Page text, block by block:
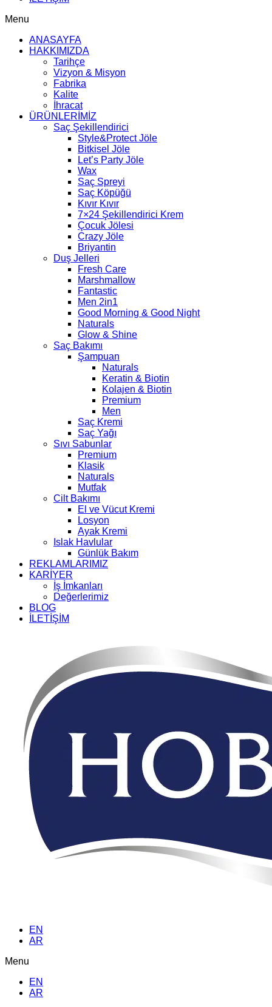
Menu
ANASAYFA
HAKKIMIZDA
Tarihçe
Vizyon & Misyon
Fabrika
Kalite
İhracat
ÜRÜNLERİMİZ
Saç Şekillendirici
Style&Protect Jöle
Bitkisel Jöle
Let’s Party Jöle
Wax
Saç Spreyi
Saç Köpüğü
Kıvır Kıvır
7×24 Şekillendirici Krem
Çocuk Jölesi
Crazy Jöle
Briyantin
Duş Jelleri
Fresh Care
Marshmallow
Fantastic
Men 2in1
Good Morning & Good Night
Naturals
Glow & Shine
Saç Bakımı
Şampuan
Naturals
Keratin & Biotin
Kolajen & Biotin
Premium
Men
Saç Kremi
Saç Yağı
Sıvı Sabunlar
Premium
Klasik
Naturals
Mutfak
Cilt Bakımı
El ve Vücut Kremi
Losyon
Ayak Kremi
Islak Havlular
Günlük Bakım
REKLAMLARIMIZ
KARİYER
İş İmkanları
Değerlerimiz
BLOG
İLETİŞİM
EN
AR
Menu
EN
AR